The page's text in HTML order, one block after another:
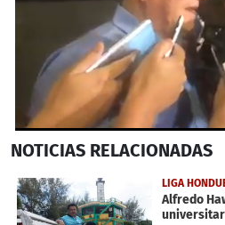
seconds
3
minutes,
3
seconds
NOTICIAS RELACIONADAS
LIGA
Alfredo